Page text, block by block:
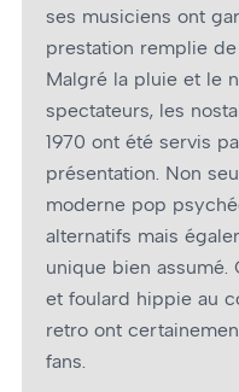
ses musiciens ont
prestation remplie
Malgré la pluie et le
spectateurs, les
1970 ont été servis
présentation. Non
moderne pop
alternatifs mais
unique bien
et foulard hippie au
retro ont
fans.